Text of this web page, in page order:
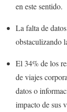
en este sentido.
La falta de
obstaculizando
El 34% de los
de viajes
datos o
impacto de sus